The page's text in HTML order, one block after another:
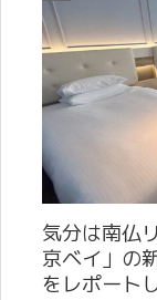
気分は南仏
京ベイ」の
をレポート